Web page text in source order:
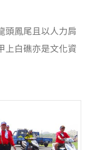
頭鳳尾且以人力肩
上白礁亦是文化資